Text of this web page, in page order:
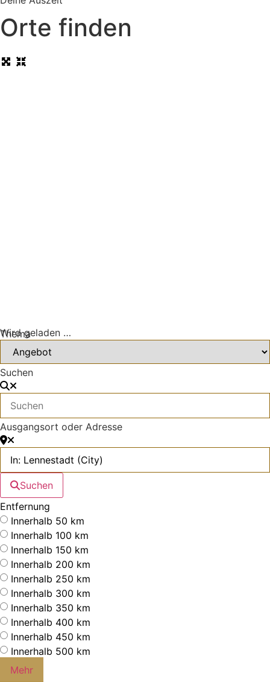
Orte finden
Wird geladen …
Thema
Suchen
Ausgangsort oder Adresse
Suchen
Entfernung
Innerhalb 50 km
Innerhalb 100 km
Innerhalb 150 km
Innerhalb 200 km
Innerhalb 250 km
Innerhalb 300 km
Innerhalb 350 km
Innerhalb 400 km
Innerhalb 450 km
Innerhalb 500 km
Mehr